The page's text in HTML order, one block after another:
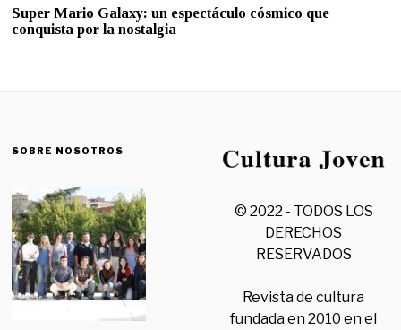
Super Mario Galaxy: un espectáculo cósmico que
conquista por la nostalgia
SOBRE NOSOTROS
© 2022 - TODOS LOS
DERECHOS
RESERVADOS
Revista de cultura
fundada en 2010 en el